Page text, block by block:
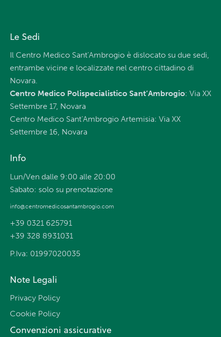
Le Sedi
Il Centro Medico Sant’Ambrogio è dislocato su due sedi,
entrambe vicine e localizzate nel centro cittadino di
Novara.
Centro Medico Polispecialistico Sant’Ambrogio: Via XX
Settembre 17, Novara
Centro Medico Sant’Ambrogio Artemisia: Via XX
Settembre 16, Novara
Info
Lun/Ven dalle 9:00 alle 20:00
Sabato: solo su prenotazione
info@centromedicosantambrogio.com
+39 0321 625791
+39 328 8931031
P.Iva: 01997020035
Note Legali
Privacy Policy
Cookie Policy
Convenzioni assicurative